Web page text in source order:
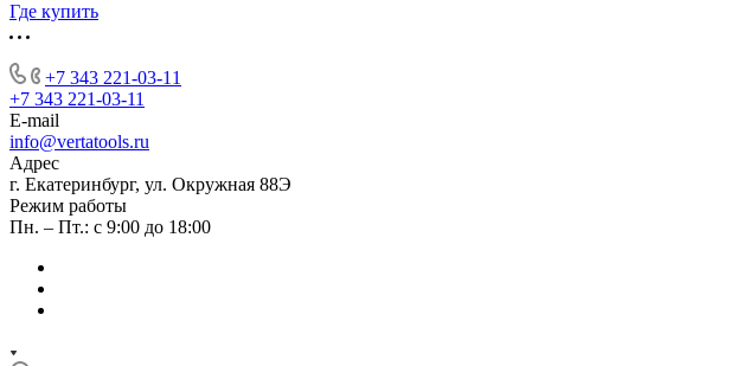
Где купить
+7 343 221-03-11
+7 343 221-03-11
E-mail
info@vertatools.ru
Адрес
г. Екатеринбург, ул. Окружная 88Э
Режим работы
Пн. – Пт.: с 9:00 до 18:00